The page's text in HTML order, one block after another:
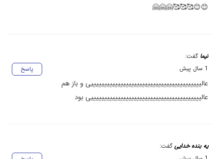
😊😊🥰🥰🥰🤗🤗🤗
نیما گفت:
پاسخ
1 سال پیش
عالیییییییییییییییییییییییییییییییییییییییییی و باز هم
عالیییییییییییییییییییییییییییییییییییییییییی بود
یه بنده خدایی گفت: